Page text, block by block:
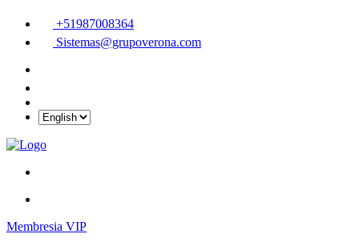
+51987008364
Sistemas@grupoverona.com
Membresia VIP